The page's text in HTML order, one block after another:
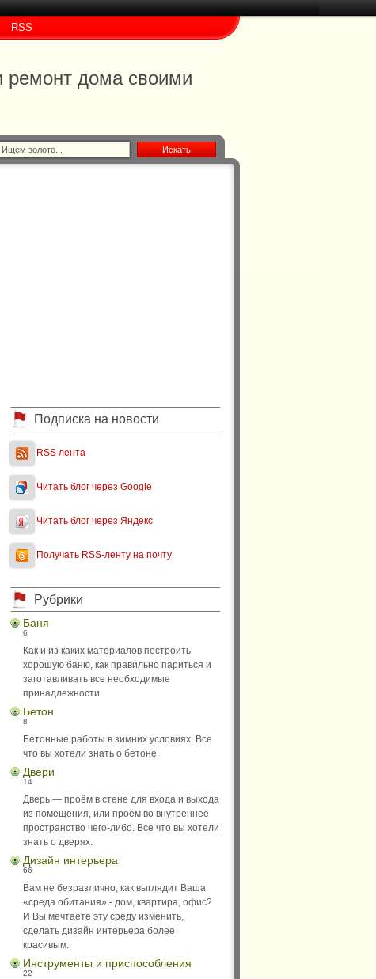
Искать
ремонт дома своими
RSS
Подписка на новости
RSS лента
Читать блог через Google
Читать блог через Яндекс
Получать RSS-ленту на почту
Рубрики
Баня
6
Как и из каких материалов построить
хорошую баню, как правильно париться и
заготавливать все необходимые
принадлежности
Бетон
8
Бетонные работы в зимних условиях. Все
что вы хотели знать о бетоне.
Двери
14
Дверь — проём в стене для входа и выхода
из помещения, или проём во внутреннее
пространство чего-либо. Все что вы хотели
знать о дверях.
Дизайн интерьера
66
Вам не безразлично, как выглядит Ваша
«среда обитания» - дом, квартира, офис?
И Вы мечтаете эту среду изменить,
сделать дизайн интерьера более
красивым.
Инструменты и приспособления
22